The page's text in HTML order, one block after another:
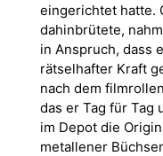
eingerichtet hatte.
dahinbrütete,
in Anspruch, dass
rätselhafter Kraft
nach dem
das er Tag für Tag
im Depot die
metallener